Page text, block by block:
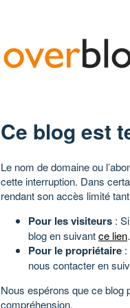
Ce blog est
Le nom de domaine ou
cette interruption. Dans
rendant son accès limité
Pour les visiteurs :
blog en suivantce lien.
Pour le propriétaire
nous contacter en
Nous espérons que ce blog
compréhension.